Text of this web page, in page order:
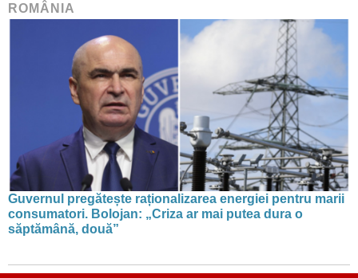
ROMÂNIA
Guvernul pregătește raționalizarea energiei pentru marii
consumatori. Bolojan: „Criza ar mai putea dura o
săptămână, două”